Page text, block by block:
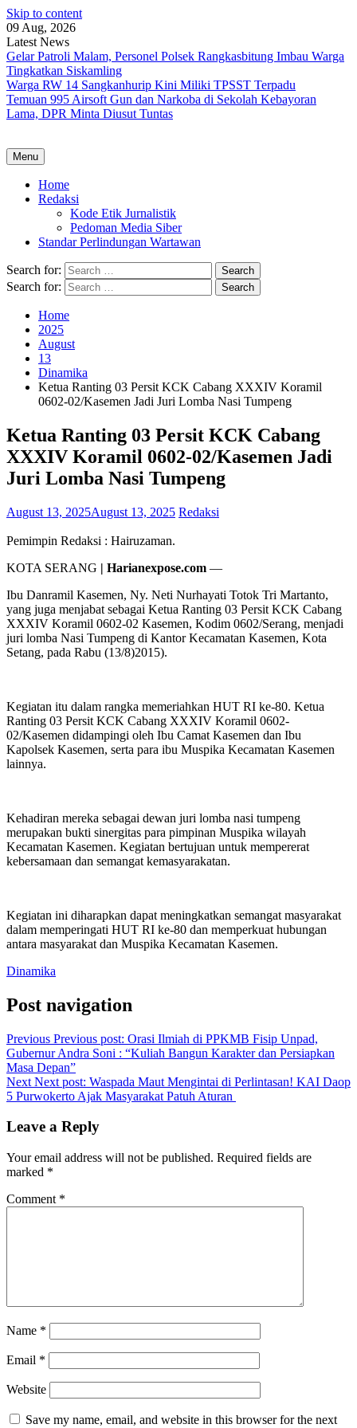
Skip to content
09 Aug, 2026
Latest News
Gelar Patroli Malam, Personel Polsek Rangkasbitung Imbau Warga
Tingkatkan Siskamling
Warga RW 14 Sangkanhurip Kini Miliki TPSST Terpadu
Temuan 995 Airsoft Gun dan Narkoba di Sekolah Kebayoran
Lama, DPR Minta Diusut Tuntas
Menu
Home
Redaksi
Kode Etik Jurnalistik
Pedoman Media Siber
Standar Perlindungan Wartawan
Search for:
Search for:
Home
2025
August
13
Dinamika
Ketua Ranting 03 Persit KCK Cabang XXXIV Koramil
0602-02/Kasemen Jadi Juri Lomba Nasi Tumpeng
Ketua Ranting 03 Persit KCK Cabang
XXXIV Koramil 0602-02/Kasemen Jadi
Juri Lomba Nasi Tumpeng
August 13, 2025August 13, 2025 Redaksi
Pemimpin Redaksi : Hairuzaman.
KOTA SERANG | Harianexpose.com —
Ibu Danramil Kasemen, Ny. Neti Nurhayati Totok Tri Martanto,
yang juga menjabat sebagai Ketua Ranting 03 Persit KCK Cabang
XXXIV Koramil 0602-02 Kasemen, Kodim 0602/Serang, menjadi
juri lomba Nasi Tumpeng di Kantor Kecamatan Kasemen, Kota
Setang, pada Rabu (13/8)2015).
Kegiatan itu dalam rangka memeriahkan HUT RI ke-80. Ketua
Ranting 03 Persit KCK Cabang XXXIV Koramil 0602-
02/Kasemen didampingi oleh Ibu Camat Kasemen dan Ibu
Kapolsek Kasemen, serta para ibu Muspika Kecamatan Kasemen
lainnya.
Kehadiran mereka sebagai dewan juri lomba nasi tumpeng
merupakan bukti sinergitas para pimpinan Muspika wilayah
Kecamatan Kasemen. Kegiatan bertujuan untuk mempererat
kebersamaan dan semangat kemasyarakatan.
Kegiatan ini diharapkan dapat meningkatkan semangat masyarakat
dalam memperingati HUT RI ke-80 dan memperkuat hubungan
antara masyarakat dan Muspika Kecamatan Kasemen.
Dinamika
Post navigation
Previous Previous post: Orasi Ilmiah di PPKMB Fisip Unpad,
Gubernur Andra Soni : “Kuliah Bangun Karakter dan Persiapkan
Masa Depan”
Next Next post: Waspada Maut Mengintai di Perlintasan! KAI Daop
5 Purwokerto Ajak Masyarakat Patuh Aturan
Leave a Reply
Your email address will not be published. Required fields are
marked *
Comment *
Name *
Email *
Website
Save my name, email, and website in this browser for the next